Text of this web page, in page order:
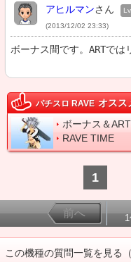
アヒルマンさん
(2013/12/02 23:33)
ボーナス間です。ARTでは
パチスロ RAVE オスス
ボーナス＆
RAVE TIME
1
前へ
この機種の質問一覧を見る（